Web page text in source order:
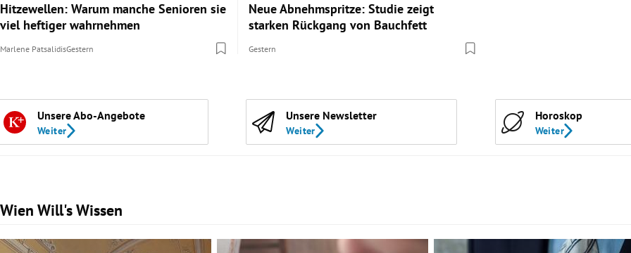
Hitzewellen: Warum manche Senioren sie
viel heftiger wahrnehmen
Marlene PatsalidisGestern
Neue Abnehmspritze: Studie zeigt
starken Rückgang von Bauchfett
Gestern
Unsere Abo-Angebote
Weiter
Unsere Newsletter
Weiter
Horoskop
Weiter
Wien Will's Wissen
Slide 1 von 47